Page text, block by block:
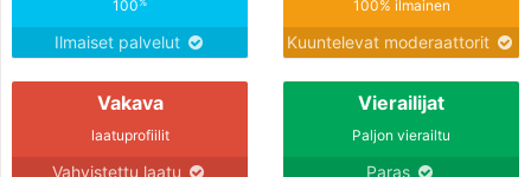
100
Ilmaiset palvelut
100% ilmainen
Kuuntelevat moderaattorit
Vakava
laatuprofiilit
Vahvistettu laatu
Vierailijat
Paljon vierailtu
Paras